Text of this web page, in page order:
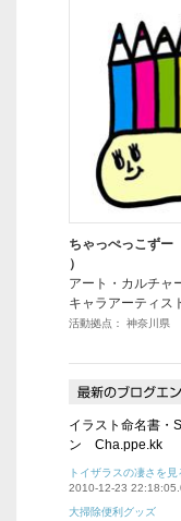
ちゃっぺっこずー
）
アート・カルチャ
キャラアーティス
活動拠点： 神奈川県
イラスト命名書・
ン Cha.ppe.kk
トイザラスの凄さを見
2010-12-23
大掃除便利グッズ